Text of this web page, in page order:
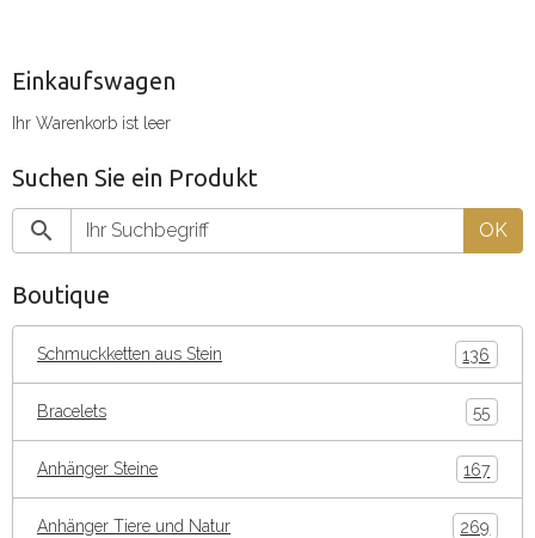
Einkaufswagen
Ihr Warenkorb ist leer
Suchen Sie ein Produkt
OK
Boutique
Schmuckketten aus Stein 136
Bracelets 55
Anhänger Steine 167
Anhänger Tiere und Natur 269